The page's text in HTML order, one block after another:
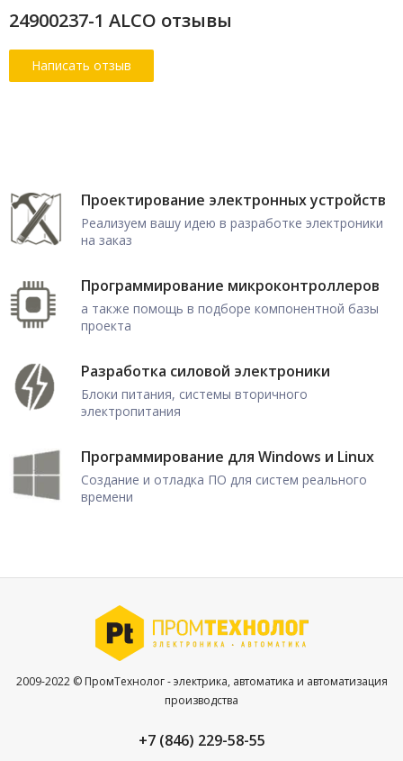
24900237-1 ALCO отзывы
Проектирование электронных устройств
Реализуем вашу идею в разработке электроники
на заказ
Программирование микроконтроллеров
а также помощь в подборе компонентной базы
проекта
Разработка силовой электроники
Блоки питания, системы вторичного
электропитания
Программирование для Windows и Linux
Создание и отладка ПО для систем реального
времени
2009-2022 © ПромТехнолог - электрика, автоматика и автоматизация
производства
+7 (846) 229-58-55